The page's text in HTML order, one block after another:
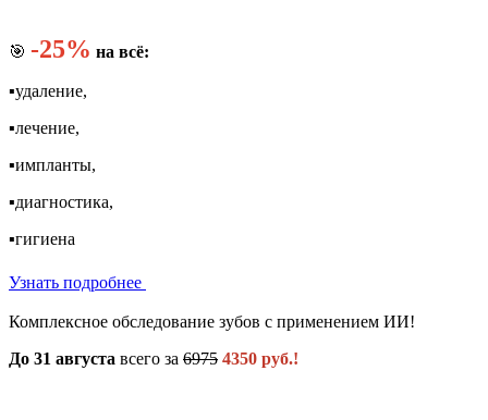
🎯 -25% на всё:
▪️удаление,
▪️лечение,
▪️импланты,
▪️диагностика,
▪️гигиена
Узнать подробнее
Комплексное обследование зубов с применением ИИ!
До 31 августа всего за 6975 4350 руб.!